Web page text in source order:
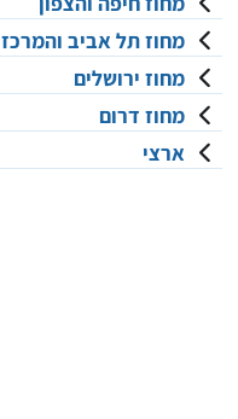
מחוז תל אביב והמרכז
מחוז ירושלים
מחוז דרום
ארצי